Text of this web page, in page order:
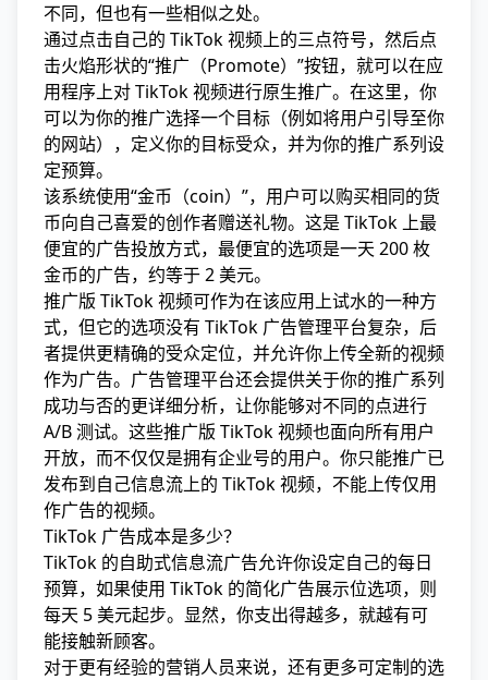
不同，但也有一些相似之处。
通过点击自己的 TikTok 视频上的三点符号，然后点
击火焰形状的“推广（Promote）”按钮，就可以在应
用程序上对 TikTok 视频进行原生推广。在这里，你
可以为你的推广选择一个目标（例如将用户引导至你
的网站），定义你的目标受众，并为你的推广系列设
定预算。
该系统使用“金币（coin）”，用户可以购买相同的货
币向自己喜爱的创作者赠送礼物。这是 TikTok 上最
便宜的广告投放方式，最便宜的选项是一天 200 枚
金币的广告，约等于 2 美元。
推广版 TikTok 视频可作为在该应用上试水的一种方
式，但它的选项没有 TikTok 广告管理平台复杂，后
者提供更精确的受众定位，并允许你上传全新的视频
作为广告。广告管理平台还会提供关于你的推广系列
成功与否的更详细分析，让你能够对不同的点进行
A/B 测试。这些推广版 TikTok 视频也面向所有用户
开放，而不仅仅是拥有企业号的用户。你只能推广已
发布到自己信息流上的 TikTok 视频，不能上传仅用
作广告的视频。
TikTok 广告成本是多少？
TikTok 的自助式信息流广告允许你设定自己的每日
预算，如果使用 TikTok 的简化广告展示位选项，则
每天 5 美元起步。显然，你支出得越多，就越有可
能接触新顾客。
对于更有经验的营销人员来说，还有更多可定制的选